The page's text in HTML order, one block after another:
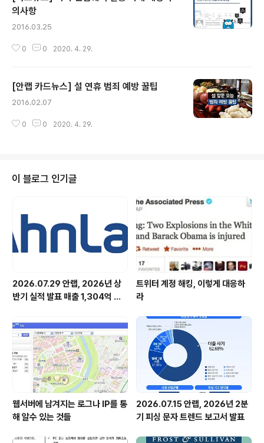
의사항
2016.03.25
0 0 2020. 4. 29.
[안랩 카드뉴스] 설 연휴 범죄 예방 꿀팁
2016.02.07
0 0 2020. 4. 29.
이 블로그 인기글
2026.07.29 안랩, 2026년 상
반기 실적 발표 매출 1,304억 원,
트위터 계정 해킹, 이렇게 대응하
라
웹서버에 남겨지는 로그나 IP를 통
해 알수 있는 것들
2026.07.15 안랩, 2026년 2분
기 피싱 문자 트렌드 보고서 발표